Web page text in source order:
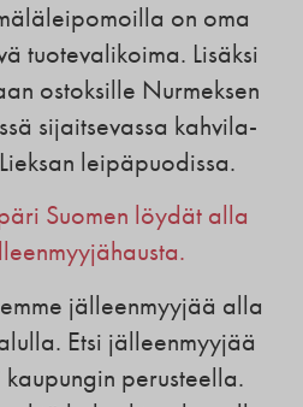
on oma
tuotevalikoima. Lisäksi
ostoksille Nurmeksen
sijaitsevassa kahvila-
leipäpuodissa.
Suomen löydät alla
jälleenmyyjää alla
Etsi jälleenmyyjää
perusteella.